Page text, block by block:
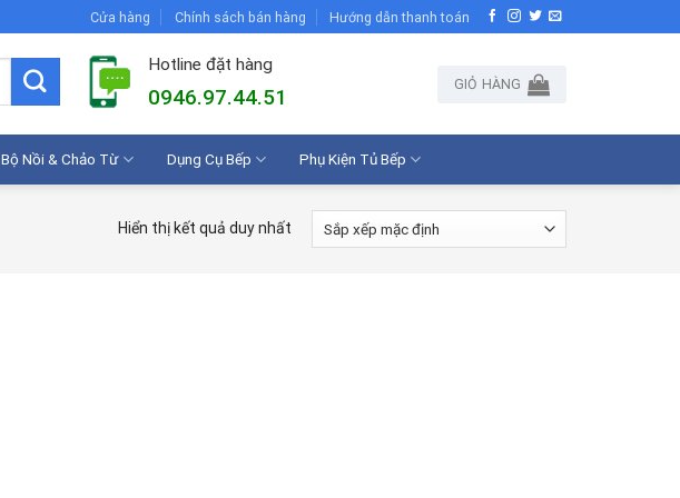
Cửa hàng Chính sách bán hàng Hướng dẫn thanh toán
Hotline đặt hàng
0946.97.44.51
GIỎ HÀNG
Bộ Nồi & Chảo Từ Dụng Cụ Bếp Phụ Kiện Tủ Bếp
Hiển thị kết quả duy nhất